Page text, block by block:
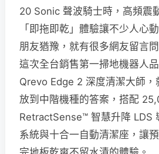
20 Sonic 聲波騎士時，高頻震
「即拖即乾」體驗讓不少人心
朋友猶豫，就有很多網友留言
這次全台銷售第一掃地機器人
Qrevo Edge 2 深度清潔大師，
放到中階機種的答案，搭配
RetractSense™ 智慧升降 LDS
系統與十合一自動清潔座，讓